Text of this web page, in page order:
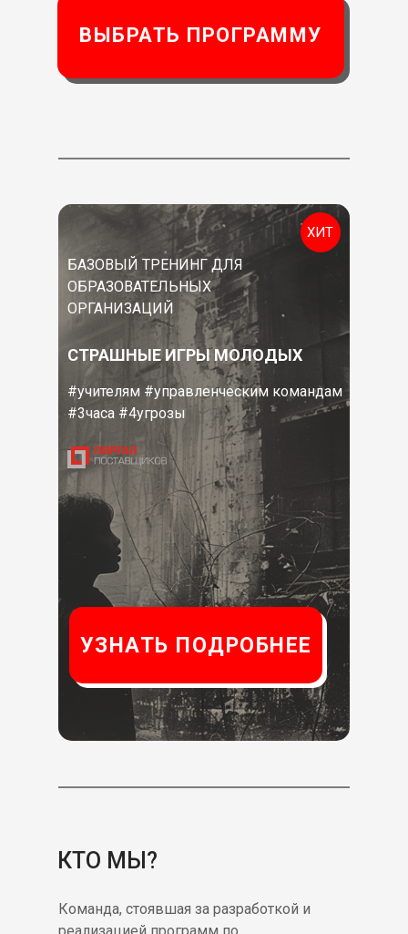
ВЫБРАТЬ ПРОГРАММУ
БАЗОВЫЙ ТРЕНИНГ ДЛЯ
ОБРАЗОВАТЕЛЬНЫХ
ОРГАНИЗАЦИЙ
СТРАШНЫЕ ИГРЫ МОЛОДЫХ
#учителям #управленческим командам
#3часа #4угрозы
УЗНАТЬ ПОДРОБНЕЕ
ХИТ
КТО МЫ?
Команда, стоявшая за разработкой и